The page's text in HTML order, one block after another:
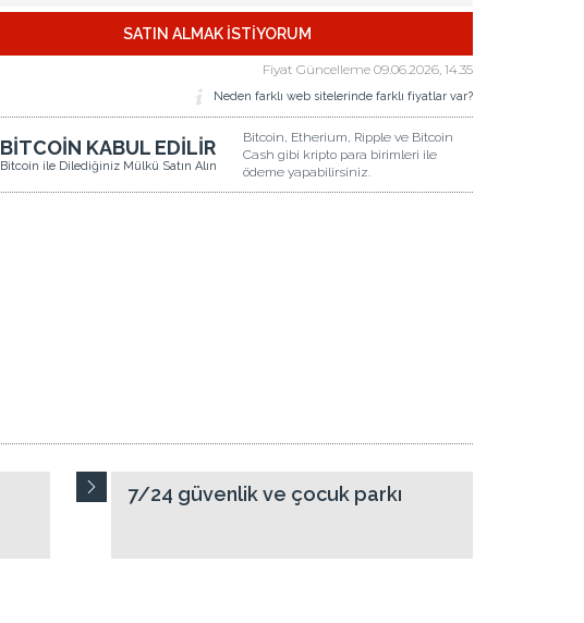
SATIN ALMAK İSTİYORUM
Fiyat Güncelleme 09.06.2026, 14.35
Neden farklı web sitelerinde farklı fiyatlar var?
BİTCOİN KABUL EDİLİR
Bitcoin ile Dilediğiniz Mülkü Satın Alın
Bitcoin, Etherium, Ripple ve Bitcoin
Cash gibi kripto para birimleri ile
ödeme yapabilirsiniz.
7/24 güvenlik ve çocuk parkı